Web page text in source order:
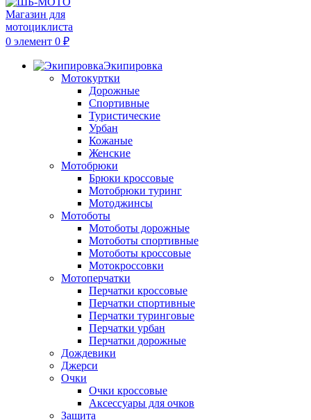
0 элемент 0 ₽
Экипировка
Мотокуртки
Дорожные
Спортивные
Туристические
Урбан
Кожаные
Женские
Мотобрюки
Брюки кроссовые
Мотобрюки туринг
Мотоджинсы
Мотоботы
Мотоботы дорожные
Мотоботы спортивные
Мотоботы кроссовые
Мотокроссовки
Мотоперчатки
Перчатки кроссовые
Перчатки спортивные
Перчатки туринговые
Перчатки урбан
Перчатки дорожные
Дождевики
Джерси
Очки
Очки кроссовые
Аксессуары для очков
Защита